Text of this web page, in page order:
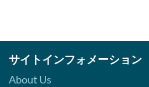
サイトインフォメーション
About Us